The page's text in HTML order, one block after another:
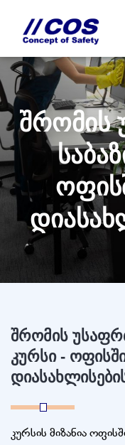
შრომის
შრომის
კურსი -
კურსის მიზანია